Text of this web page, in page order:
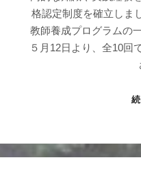
格認定制度を確立しま
教師養成プログラムの
５月12日より、全10回